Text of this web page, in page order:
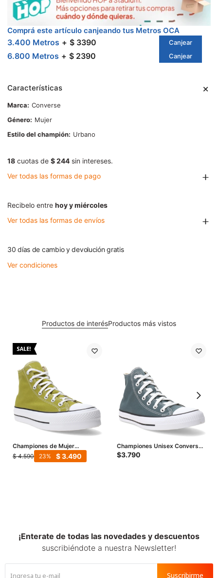
Comprá este artículo canjeando tus Metros OCA
3.400 Metros $ 3390 Canjear
6.800 Metros $ 2390 Canjear
Características
Marca
Converse
Género
Mujer
Estilo del champión
Urbano
18 cuotas de $ 244 sin intereses.
Ver todas las formas de pago
Recibelo entre hoy y miércoles
Ver todas las formas de envíos
30 días de cambio y devolución gratis
Ver condiciones
Productos de interésProductos más vistos
Championes de Mujer
Converse Chuck Taylor All Star
Lift - Verde - Blanco - Negro
$ 4.590 $3.490
23
Championes Unisex Converse
Chuck Taylor All Star Hi - Verde
$3.790
¡Enterate de todas las novedades y descuentos
suscribiéndote a nuestra Newsletter!
Suscribirme